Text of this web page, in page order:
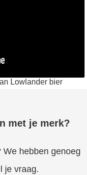
Lowlander bier
met je merk?
hebben genoeg
je vraag.